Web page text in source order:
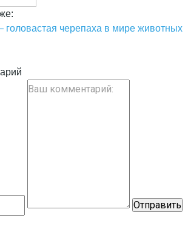
головастая черепаха в мире животных